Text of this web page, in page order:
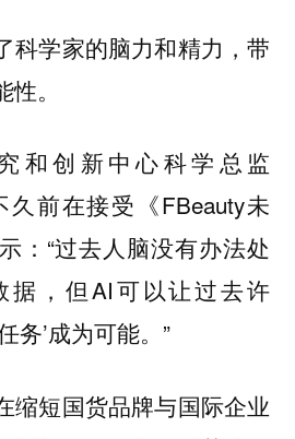
科学家的脑力和精力，带
。
和创新中心科学总监
久前在接受《FBeauty未
：“过去人脑没有办法处
据，但AI可以让过去许
务’成为可能。”
缩短国货品牌与国际企业